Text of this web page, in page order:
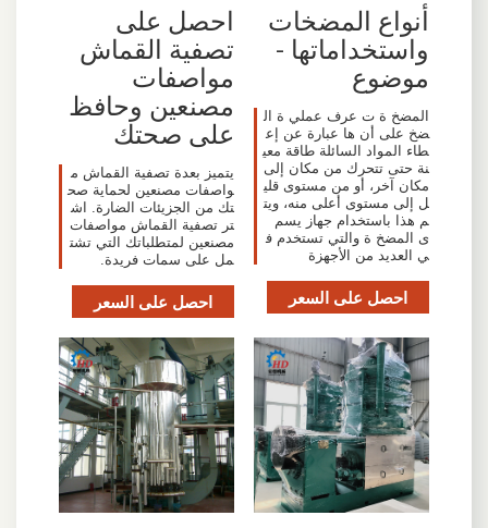
أنواع المضخات
واستخداماتها -
موضوع
المضخ ة ت عرف عملي ة ال
ضخ على أن ها عبارة عن إع
طاء المواد السائلة طاقة معي
نة حتى تتحرك من مكان إلى
مكان آخر، أو من مستوى قلي
ل إلى مستوى أعلى منه، ويت
م هذا باستخدام جهاز يسم
ى المضخ ة والتي تستخدم ف
ي العديد من الأجهزة
احصل على السعر
احصل على
تصفية القماش
مواصفات
مصنعين وحافظ
على صحتك
يتميز بعدة تصفية القماش م
واصفات مصنعين لحماية صح
تك من الجزيئات الضارة. اش
تر تصفية القماش مواصفات
مصنعين لمتطلباتك التي تشت
مل على سمات فريدة.
احصل على السعر